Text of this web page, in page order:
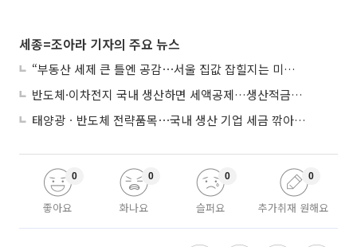
세종=조아라 기자의 주요 뉴스
“부동산 세제 큰 틀엔 공감⋯서울 집값 잡힐지는 미지수”
반도체·이차전지 국내 생산하면 세액공제…생산적금융 ISA 신설
태양광ㆍ반도체 전략품목⋯국내 생산 기업 세금 깎아준다
좋아요
0
화나요
0
슬퍼요
0
추가취재 원해요
0